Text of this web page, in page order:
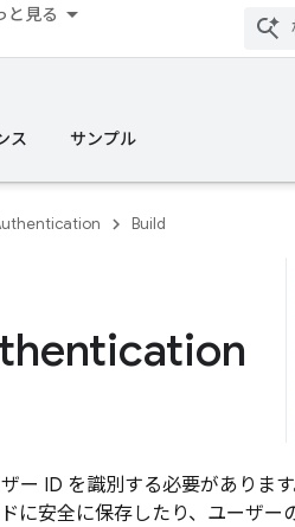
と見る
ス サンプル
Build
ー ID を識別する必要がありま
に安全に保存したり、ユーザ